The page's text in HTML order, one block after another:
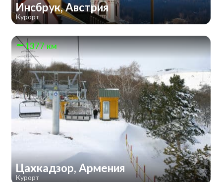
Инсбрук, Австрия
Курорт
1377 км
Цахкадзор, Армения
Курорт